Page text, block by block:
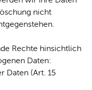
nicht
Rechte hinsichtlich
Daten:
Daten (Art. 15